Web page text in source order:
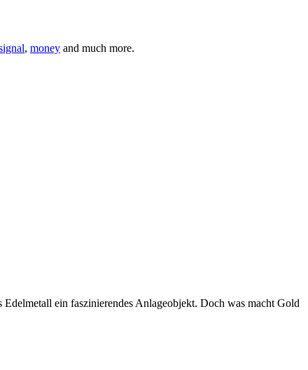
, money and much more.
ein faszinierendes Anlageobjekt. Doch was macht Gold